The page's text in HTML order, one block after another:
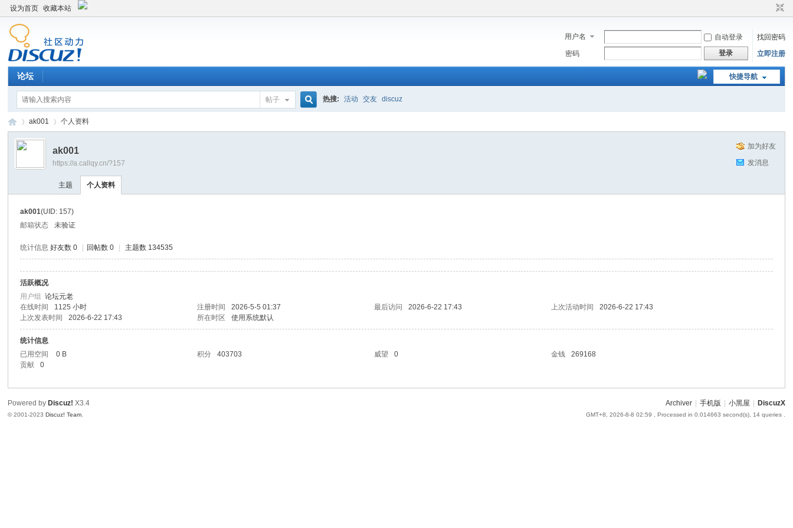
设为首页 收藏本站
用户名 自动登录
找回密码
密码
登录 立即注册
快捷导航
论坛
帖子 热搜: 活动 交友 discuz
uz!
›
ak001 个人资料
加为好友
发消息
ak001
https://a.callqy.cn/?157
主题 个人资料
ak001(UID: 157)
邮箱状态
未验证
统计信息 好友数 0 回帖数 0 主题数 134535
活跃概况
用户组论坛元老
在线时间
1125 小时 注册时间 2026-5-5 01:37 最后访问 2026-6-22 17:43 上次活动时间
2026-6-22 17:43
上次发表时间
2026-6-22 17:43 所在时区 使用系统默认
统计信息
已用空间
0 B 积分 403703 威望 0 金钱
269168
贡献
0
Archiver 手机版 小黑屋 DiscuzX
GMT+8, 2026-8-8 02:59 , Processed in 0.014663 second(s), 14 queries .
Powered by Discuz! X3.4
© 2001-2023Discuz! Team